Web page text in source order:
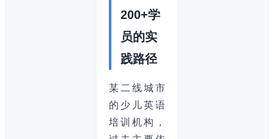
200+学
员的实
践路径
某二线城市
的少儿英语
培训机构，